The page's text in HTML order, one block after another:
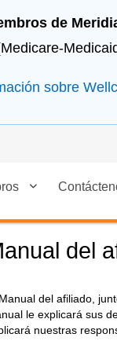
de
sobre
del
del afiliado,
le explicará sus
nuestras